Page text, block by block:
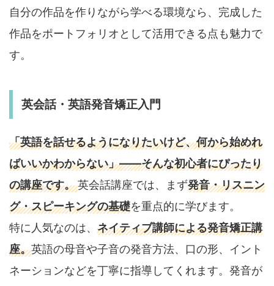
自分の作品を作りながら学べる環境なら、完成した
作品をポートフォリオとして活用できる点も魅力で
す。
英会話・英語発音矯正入門
「英語を話せるようになりたいけど、何から始めれ
ばいいかわからない」――そんな初心者にぴったり
の講座です。英会話講座では、まず発音・リスニン
グ・スピーキングの基礎を重点的に学びます。
特に人気なのは、 ネイティブ講師による発音矯正講
座。英語の母音や子音の発音方法、口の形、イント
ネーションなどを丁寧に指導してくれます。発音が